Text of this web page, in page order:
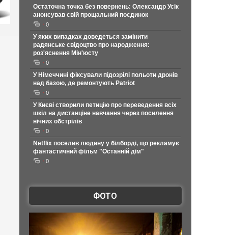
Остаточна точка без повернень: Олександр Усік
анонсував свій прощальний поєдинок
0
У яких випадках доведеться замінити
радянське свідоцтво про народження:
роз'яснення Мін'юсту
0
У Німеччині фіксували підозрілі польоти дронів
над базою, де ремонтують Patriot
0
У Києві створили петицію про переведення всіх
шкіл на дистанціне навчання через посилення
нічних обстрілів
0
Netflix поселив людину у білборді, що рекламує
фантастичний фільм "Останній дім"
0
ФОТО